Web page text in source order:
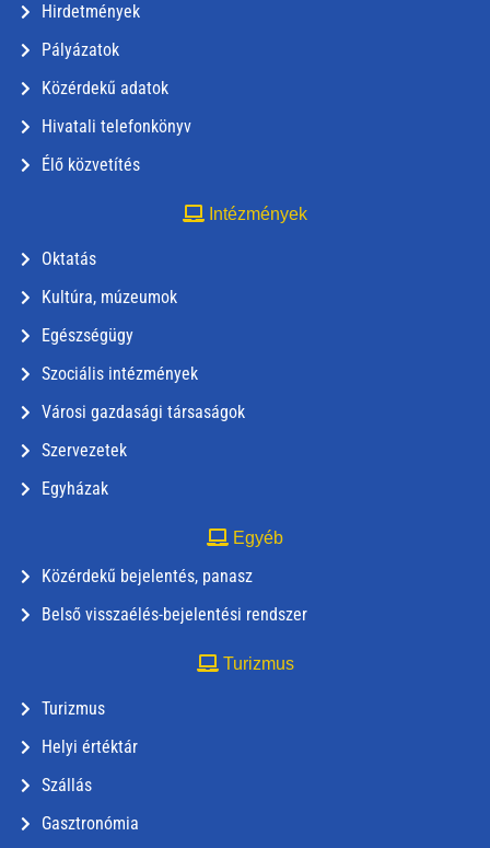
Hirdetmények
Pályázatok
Közérdekű adatok
Hivatali telefonkönyv
Élő közvetítés
Intézmények
Oktatás
Kultúra, múzeumok
Egészségügy
Szociális intézmények
Városi gazdasági társaságok
Szervezetek
Egyházak
Egyéb
Közérdekű bejelentés, panasz
Belső visszaélés-bejelentési rendszer
Turizmus
Turizmus
Helyi értéktár
Szállás
Gasztronómia